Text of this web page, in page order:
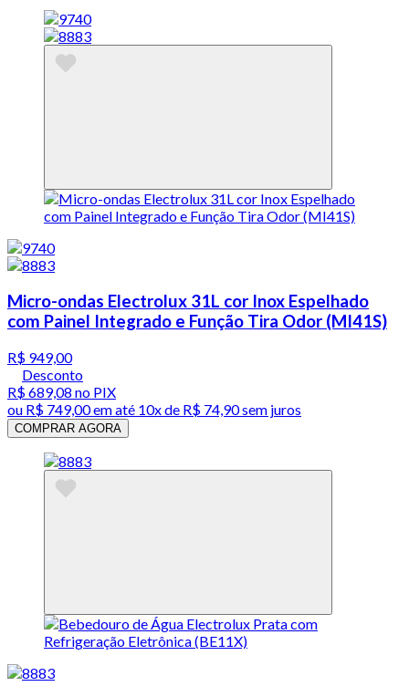
Micro-ondas Electrolux 31L cor Inox Espelhado
com Painel Integrado e Função Tira Odor (MI41S)
R$ 949,00
Desconto
R$ 689,08 no PIX
ou R$ 749,00em até 10x de R$ 74,90 sem juros
COMPRAR AGORA